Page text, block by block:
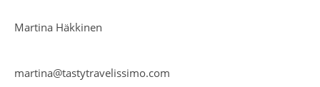
Martina Häkkinen
martina@tastytravelissimo.com